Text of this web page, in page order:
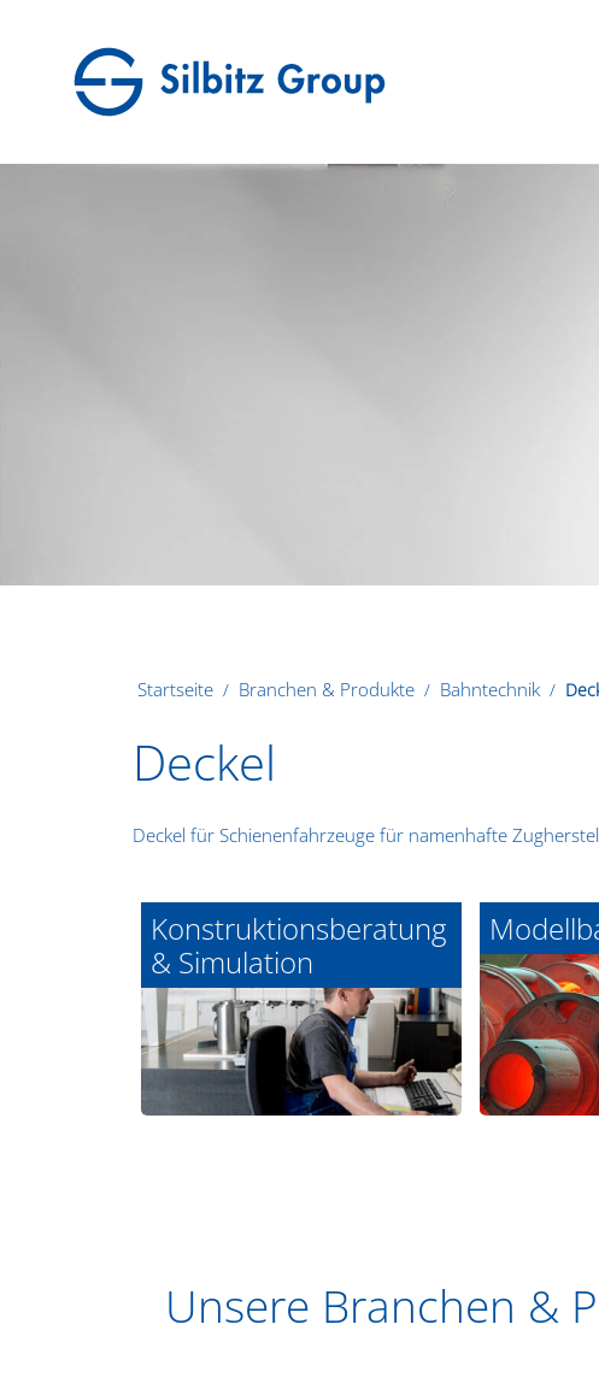
Startseite Branchen & Produkte Bahntechnik
Deckel
Deckel für Schienenfahrzeuge für namenhafte
Konstruktionsberatung
& Simulation
Unsere Branchen &